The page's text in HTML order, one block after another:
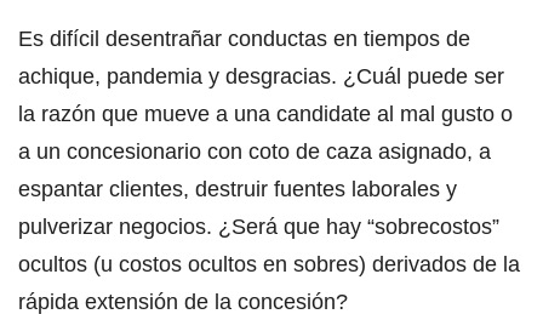
Es difícil desentrañar conductas en tiempos de
achique, pandemia y desgracias. ¿Cuál puede ser
la razón que mueve a una candidate al mal gusto o
a un concesionario con coto de caza asignado, a
espantar clientes, destruir fuentes laborales y
pulverizar negocios. ¿Será que hay “sobrecostos”
ocultos (u costos ocultos en sobres) derivados de la
rápida extensión de la concesión?